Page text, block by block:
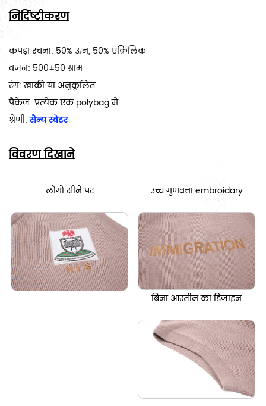
निर्दिष्टीकरण
कपड़ा रचना: 50% ऊन, 50% एक्रिलिक
वजन: 500±50 ग्राम
रंग: खाकी या अनुकूलित
पैकेज: प्रत्येक एक polybag में
श्रेणी:सैन्य स्वेटर
विवरण दिखाने
लोगो सीने पर उच्च गुणवत्ता embroidary
बिना आस्तीन का डिजाइन